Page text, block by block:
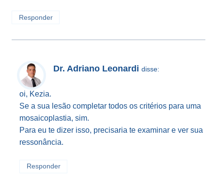
Responder
Dr. Adriano Leonardi disse:
oi, Kezia.
Se a sua lesão completar todos os critérios para uma
mosaicoplastia, sim.
Para eu te dizer isso, precisaria te examinar e ver sua
ressonância.
Responder